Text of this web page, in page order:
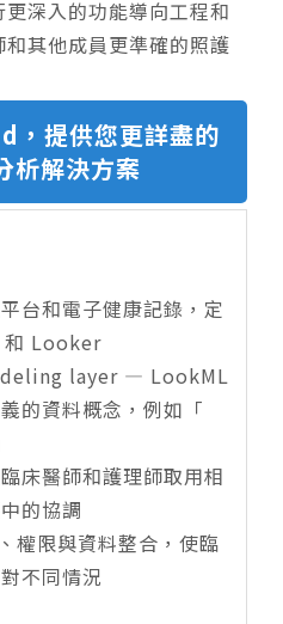
深入的功能導向工程和
其他成員更準確的照護
提供您更詳盡的
析解決方案
台和電子健康記錄，定
和 Looker
layer — LookML
的資料概念，例如「
床醫師和護理師取用相
的協調
權限與資料整合，使臨
不同情況